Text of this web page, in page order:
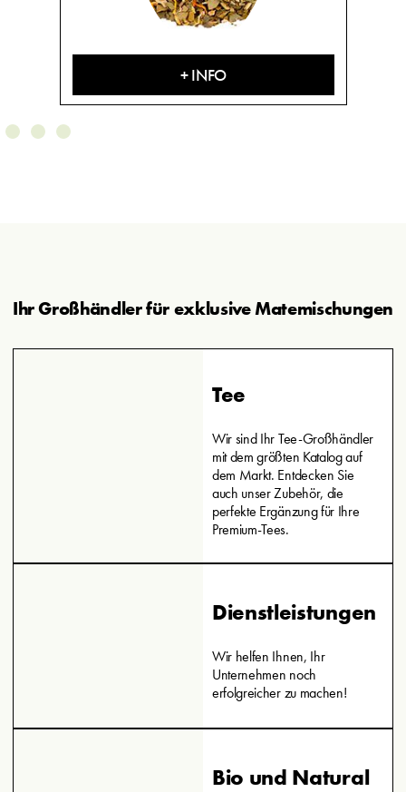
+ INFO
Ihr Großhändler für exklusive Matemischungen
Tee
Wir sind Ihr Tee-Großhändler
mit dem größten Katalog auf
dem Markt. Entdecken Sie
auch unser Zubehör, die
perfekte Ergänzung für Ihre
Premium-Tees.
Dienstleistungen
Wir helfen Ihnen, Ihr
Unternehmen noch
erfolgreicher zu machen!
Bio und Natural